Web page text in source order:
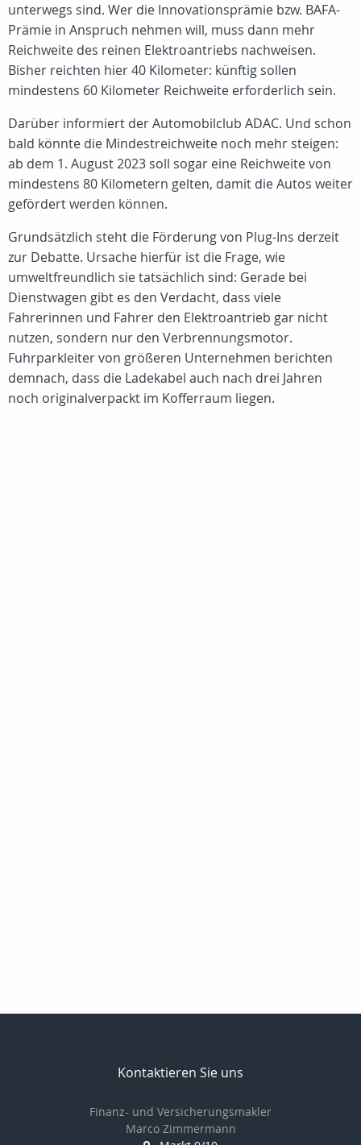
unterwegs sind. Wer die Innovationsprämie bzw. BAFA-
Prämie in Anspruch nehmen will, muss dann mehr
Reichweite des reinen Elektroantriebs nachweisen.
Bisher reichten hier 40 Kilometer: künftig sollen
mindestens 60 Kilometer Reichweite erforderlich sein.
Darüber informiert der Automobilclub ADAC. Und schon
bald könnte die Mindestreichweite noch mehr steigen:
ab dem 1. August 2023 soll sogar eine Reichweite von
mindestens 80 Kilometern gelten, damit die Autos weiter
gefördert werden können.
Grundsätzlich steht die Förderung von Plug-Ins derzeit
zur Debatte. Ursache hierfür ist die Frage, wie
umweltfreundlich sie tatsächlich sind: Gerade bei
Dienstwagen gibt es den Verdacht, dass viele
Fahrerinnen und Fahrer den Elektroantrieb gar nicht
nutzen, sondern nur den Verbrennungsmotor.
Fuhrparkleiter von größeren Unternehmen berichten
demnach, dass die Ladekabel auch nach drei Jahren
noch originalverpackt im Kofferraum liegen.
Kontaktieren Sie uns
Finanz- und Versicherungsmakler
Marco Zimmermann